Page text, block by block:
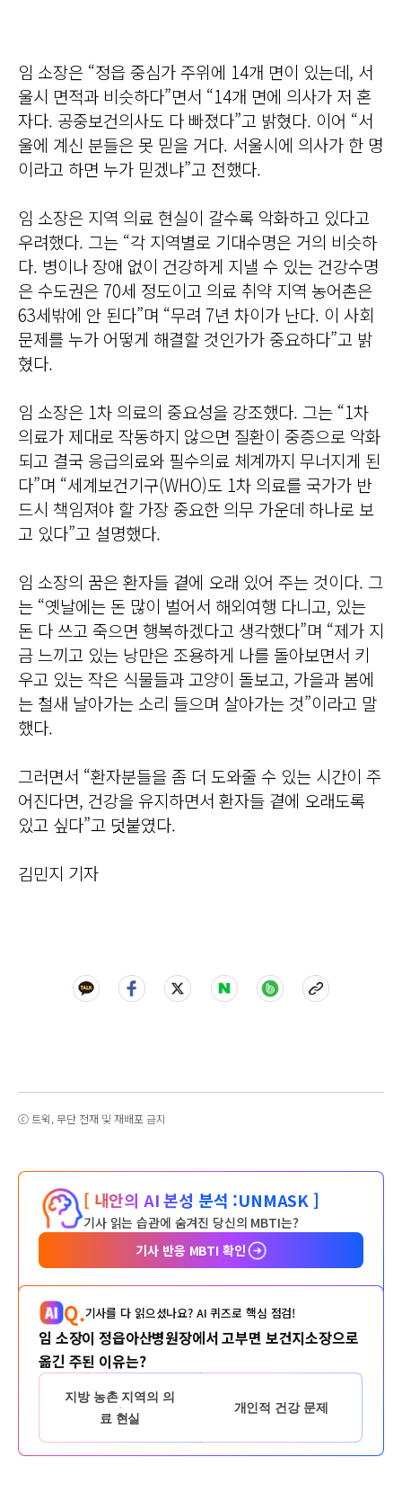
임 소장은 “정읍 중심가 주위에 14개 면이 있는데, 서
울시 면적과 비슷하다”면서 “14개 면에 의사가 저 혼
자다. 공중보건의사도 다 빠졌다”고 밝혔다. 이어 “서
울에 계신 분들은 못 믿을 거다. 서울시에 의사가 한 명
이라고 하면 누가 믿겠냐”고 전했다.
임 소장은 지역 의료 현실이 갈수록 악화하고 있다고
우려했다. 그는 “각 지역별로 기대수명은 거의 비슷하
다. 병이나 장애 없이 건강하게 지낼 수 있는 건강수명
은 수도권은 70세 정도이고 의료 취약 지역 농어촌은
63세밖에 안 된다”며 “무려 7년 차이가 난다. 이 사회
문제를 누가 어떻게 해결할 것인가가 중요하다”고 밝
혔다.
임 소장은 1차 의료의 중요성을 강조했다. 그는 “1차
의료가 제대로 작동하지 않으면 질환이 중증으로 악화
되고 결국 응급의료와 필수의료 체계까지 무너지게 된
다”며 “세계보건기구(WHO)도 1차 의료를 국가가 반
드시 책임져야 할 가장 중요한 의무 가운데 하나로 보
고 있다”고 설명했다.
임 소장의 꿈은 환자들 곁에 오래 있어 주는 것이다. 그
는 “옛날에는 돈 많이 벌어서 해외여행 다니고, 있는
돈 다 쓰고 죽으면 행복하겠다고 생각했다”며 “제가 지
금 느끼고 있는 낭만은 조용하게 나를 돌아보면서 키
우고 있는 작은 식물들과 고양이 돌보고, 가을과 봄에
는 철새 날아가는 소리 들으며 살아가는 것”이라고 말
했다.
그러면서 “환자분들을 좀 더 도와줄 수 있는 시간이 주
어진다면, 건강을 유지하면서 환자들 곁에 오래도록
있고 싶다”고 덧붙였다.
김민지 기자
ⓒ 트윅, 무단 전재 및 재배포 금지
[ 내안의 AI 본성 분석 :UNMASK ]
기사 읽는 습관에 숨겨진 당신의 MBTI는?
기사 반응 MBTI 확인
Q.기사를 다 읽으셨나요? AI 퀴즈로 핵심 점검!
임 소장이 정읍아산병원장에서 고부면 보건지소장으로
옮긴 주된 이유는?
지방 농촌 지역의 의
료 현실
개인적 건강 문제